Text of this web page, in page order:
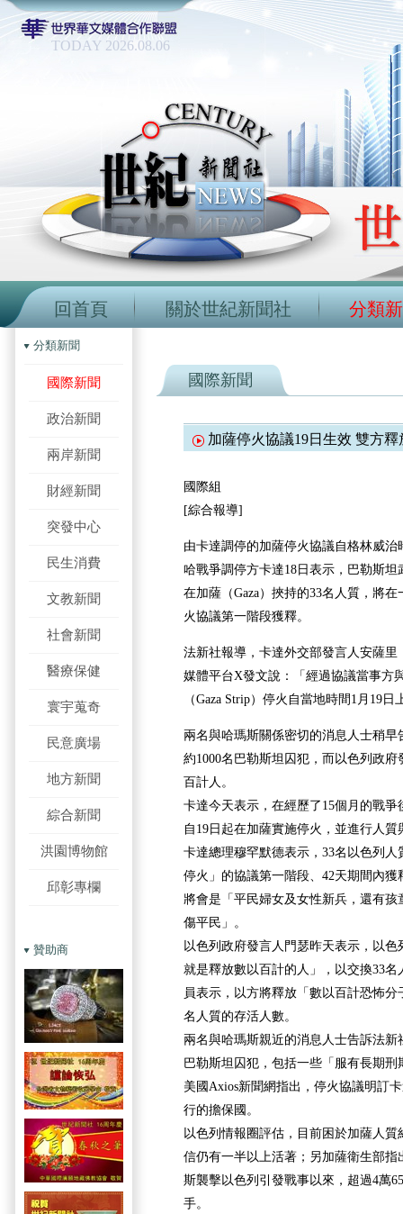
TODAY 2026.08.06
回首頁 關於世紀新聞社 分類
分類新聞
國際新聞
政治新聞
兩岸新聞
財經新聞
突發中心
民生消費
文教新聞
社會新聞
醫療保健
寰宇蒐奇
民意廣場
地方新聞
綜合新聞
洪園博物館
邱彰專欄
贊助商
國際新聞
加薩停火協議19日生效 雙方釋
國際組
[綜合報導]
由卡達調停的加薩停火協議自格林威治
哈戰爭調停方卡達18日表示，巴勒斯坦
在加薩（Gaza）挾持的33名人質，將
火協議第一階段獲釋。
法新社報導，卡達外交部發言人安薩里
媒體平台X發文說：「經過協議當事方
（Gaza Strip）停火自當地時間1月19
兩名與哈瑪斯關係密切的消息人士稍
約1000名巴勒斯坦囚犯，而以色列政
百計人。
卡達今天表示，在經歷了15個月的戰
自19日起在加薩實施停火，並進行人質
卡達總理穆罕默德表示，33名以色列
停火」的協議第一階段、42天期間內
將會是「平民婦女及女性新兵，還有
傷平民」。
以色列政府發言人門瑟昨天表示，以
就是釋放數以百計的人」，以交換33
員表示，以方將釋放「數以百計恐怖
名人質的存活人數。
兩名與哈瑪斯親近的消息人士告訴法新
巴勒斯坦囚犯，包括一些「服有長期刑
美國Axios新聞網指出，停火協議明訂
行的擔保國。
以色列情報圈評估，目前困於加薩人質
信仍有一半以上活著；另加薩衛生部指
斯襲擊以色列引發戰事以來，超過4萬
手。